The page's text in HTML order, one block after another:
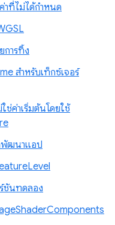
าที่ไม่ได้กำหนด
การทิ้ง
สำหรับเท็กซ์เจอร์
ช่ค่าเริ่มต้นโดยใช้
พัฒนาแอป
ชันทดลอง